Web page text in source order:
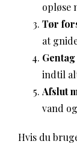
opløse
Tør
at
indtil
Afslut
vand
Hvis du